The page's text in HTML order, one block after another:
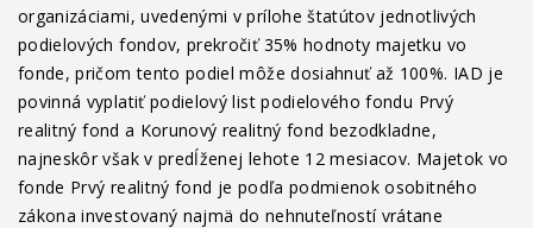
organizáciami, uvedenými v prílohe štatútov jednotlivých
podielových fondov, prekročiť 35% hodnoty majetku vo
fonde, pričom tento podiel môže dosiahnuť až 100%. IAD je
povinná vyplatiť podielový list podielového fondu Prvý
realitný fond a Korunový realitný fond bezodkladne,
najneskôr však v predĺženej lehote 12 mesiacov. Majetok vo
fonde Prvý realitný fond je podľa podmienok osobitného
zákona investovaný najmä do nehnuteľností vrátane